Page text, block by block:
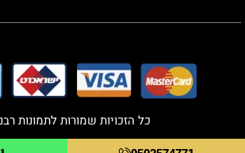
כל הזכויות שמורות לתמונות